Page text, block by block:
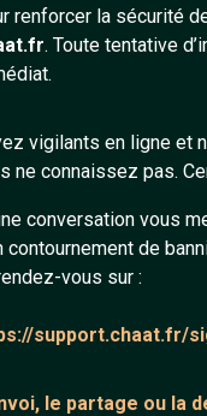
renforcer la sécurité
. Toute tentative
vigilants en ligne et
ne connaissez pas.
conversation vous
contournement de
vous sur :
support.chaat.fr/
le partage ou la
Annita
J-Rio -